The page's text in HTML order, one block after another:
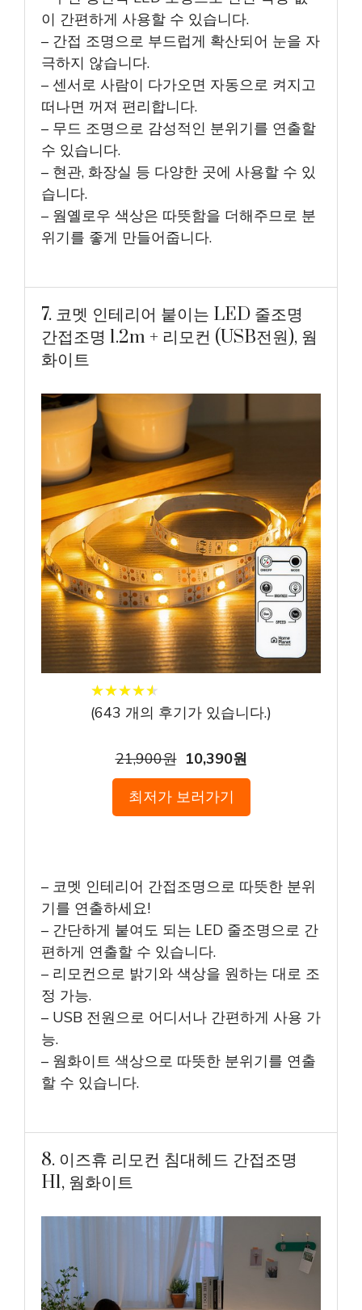
이 간편하게 사용할 수 있습니다.
– 간접 조명으로 부드럽게 확산되어 눈을 자
극하지 않습니다.
– 센서로 사람이 다가오면 자동으로 켜지고
떠나면 꺼져 편리합니다.
– 무드 조명으로 감성적인 분위기를 연출할
수 있습니다.
– 현관, 화장실 등 다양한 곳에 사용할 수 있
습니다.
– 웜옐로우 색상은 따뜻함을 더해주므로 분
위기를 좋게 만들어줍니다.
7. 코멧 인테리어 붙이는 LED 줄조명
간접조명 1.2m + 리모컨 (USB전원), 웜
화이트
★★★★★
★★★★★
(643 개의 후기가 있습니다.)
21,900원 10,390원
최저가 보러가기
– 코멧 인테리어 간접조명으로 따뜻한 분위
기를 연출하세요!
– 간단하게 붙여도 되는 LED 줄조명으로 간
편하게 연출할 수 있습니다.
– 리모컨으로 밝기와 색상을 원하는 대로 조
정 가능.
– USB 전원으로 어디서나 간편하게 사용 가
능.
– 웜화이트 색상으로 따뜻한 분위기를 연출
할 수 있습니다.
8. 이즈휴 리모컨 침대헤드 간접조명
H1, 웜화이트